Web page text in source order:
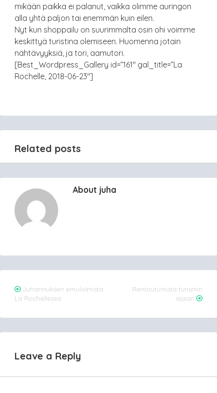
mikään paikka ei palanut, vaikka olimme auringon
alla yhtä paljon tai enemmän kuin eilen.
Nyt kun shoppailu on suurimmalta osin ohi voimme
keskittyä turistina olemiseen. Huomenna jotain
nähtävyyksiä, ja tori, aamutori.
[Best_Wordpress_Gallery id=”161″ gal_title=”La
Rochelle, 2018-06-23″]
Related posts
About juha
Post
navigation
Juhannuksen emuloimista
La Rochellessa
Rentoutumista turismin
sijaan
Leave a Reply